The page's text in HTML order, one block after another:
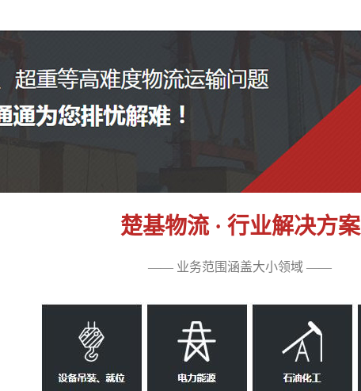
楚基物流 · 行业解决方案
—— 业务范围涵盖大小领域 ——